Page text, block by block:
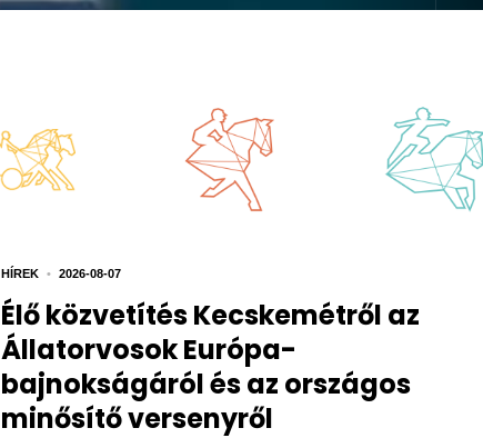
HÍREK • 2026-08-07
Élő közvetítés Kecskemétről az
Állatorvosok Európa-
bajnokságáról és az országos
minősítő versenyről